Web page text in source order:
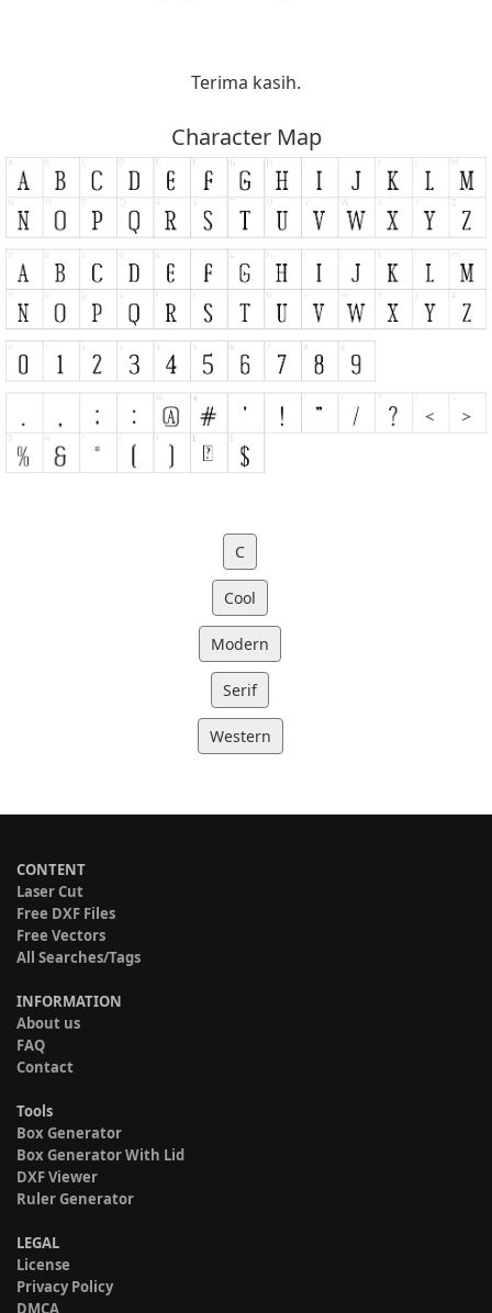
Terima kasih.
Character Map
C
Cool
Modern
Serif
Western
CONTENT
Laser Cut
Free DXF Files
Free Vectors
All Searches/Tags
INFORMATION
About us
FAQ
Contact
Tools
Box Generator
Box Generator With Lid
DXF Viewer
Ruler Generator
LEGAL
License
Privacy Policy
DMCA